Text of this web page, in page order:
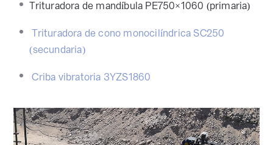
Trituradora de mandíbula PE750×1060 (primaria)
Trituradora de cono monocilíndrica SC250
(secundaria)
Criba vibratoria 3YZS1860